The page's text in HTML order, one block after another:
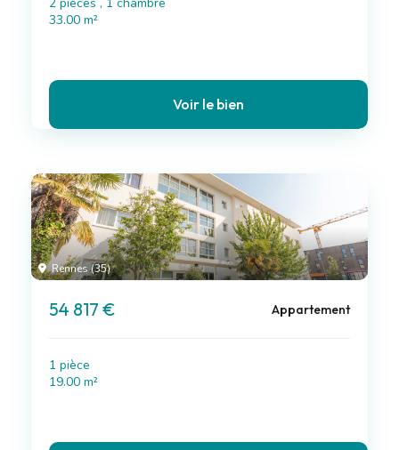
33.00 m²
Voir le bien
Rennes (35)
54 817 € Appartement
1 pièce
19.00 m²